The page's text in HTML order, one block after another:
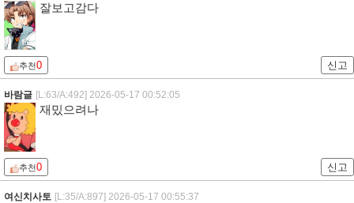
잘보고감다
추천0 신고
바람글 [L:63/A:492] 2026-05-17 00:52:05
재밌으려나
추천0 신고
여신치사토 [L:35/A:897] 2026-05-17 00:55:37